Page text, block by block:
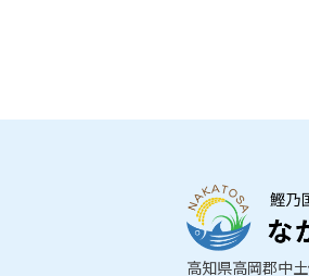
高知県高岡郡中